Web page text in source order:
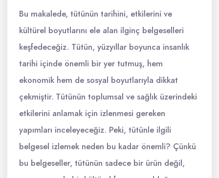
Bu makalede, tütünün tarihini, etkilerini ve
kültürel boyutlarını ele alan ilginç belgeselleri
keşfedeceğiz. Tütün, yüzyıllar boyunca insanlık
tarihi içinde önemli bir yer tutmuş, hem
ekonomik hem de sosyal boyutlarıyla dikkat
çekmiştir. Tütünün toplumsal ve sağlık üzerindeki
etkilerini anlamak için izlenmesi gereken
yapımları inceleyeceğiz. Peki, tütünle ilgili
belgesel izlemek neden bu kadar önemli? Çünkü
bu belgeseller, tütünün sadece bir ürün değil,